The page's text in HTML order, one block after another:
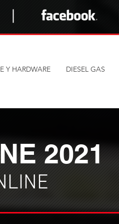
Y HARDWARE DIESEL GAS
2021